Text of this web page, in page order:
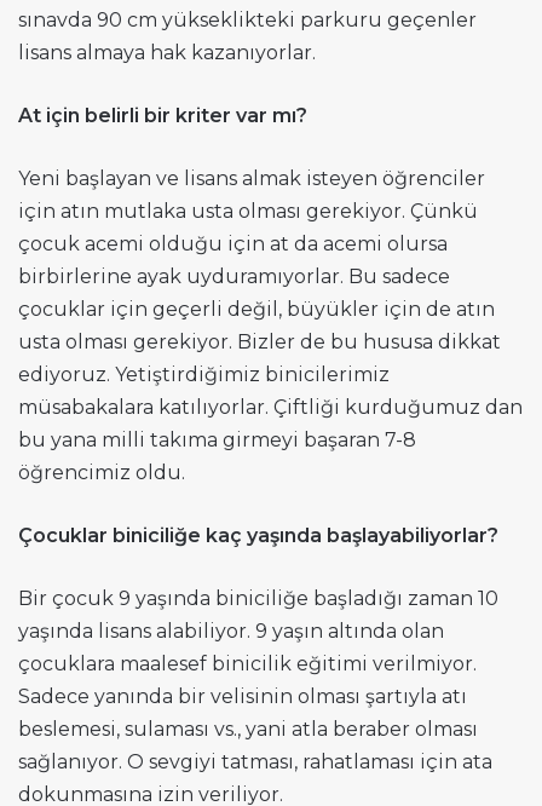
sınavda 90 cm yükseklikteki parkuru geçenler
lisans almaya hak kazanıyorlar.
At için belirli bir kriter var mı?
Yeni başlayan ve lisans almak isteyen öğrenciler
için atın mutlaka usta olması gerekiyor. Çünkü
çocuk acemi olduğu için at da acemi olursa
birbirlerine ayak uyduramıyorlar. Bu sadece
çocuklar için geçerli değil, büyükler için de atın
usta olması gerekiyor. Bizler de bu hususa dikkat
ediyoruz. Yetiştirdiğimiz binicilerimiz
müsabakalara katılıyorlar. Çiftliği kurduğumuz dan
bu yana milli takıma girmeyi başaran 7-8
öğrencimiz oldu.
Çocuklar biniciliğe kaç yaşında başlayabiliyorlar?
Bir çocuk 9 yaşında biniciliğe başladığı zaman 10
yaşında lisans alabiliyor. 9 yaşın altında olan
çocuklara maalesef binicilik eğitimi verilmiyor.
Sadece yanında bir velisinin olması şartıyla atı
beslemesi, sulaması vs., yani atla beraber olması
sağlanıyor. O sevgiyi tatması, rahatlaması için ata
dokunmasına izin veriliyor.